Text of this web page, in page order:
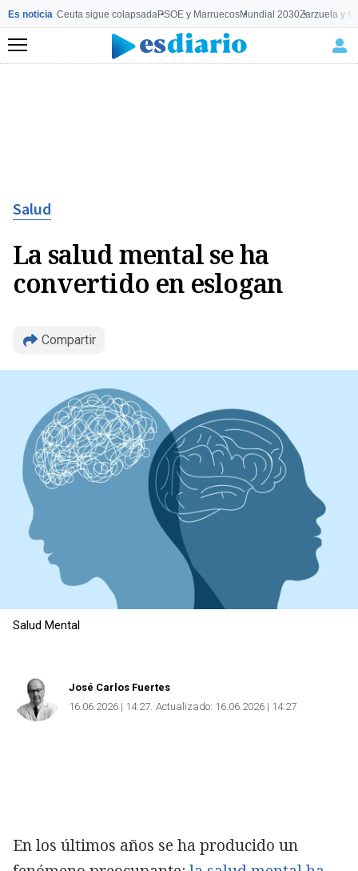
Es noticia Ceuta sigue colapsadaPSOE y MarruecosMundial 2030Zarzuela y
Menú
Salud
La salud mental se ha
convertido en eslogan
Compartir
Salud Mental
José Carlos Fuertes
16.06.2026 | 14:27 Actualizado: 16.06.2026 | 14:27
En los últimos años se ha producido un